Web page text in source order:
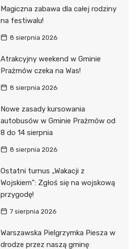
Magiczna zabawa dla całej rodziny
na festiwalu!
8 sierpnia 2026
Atrakcyjny weekend w Gminie
Prażmów czeka na Was!
8 sierpnia 2026
Nowe zasady kursowania
autobusów w Gminie Prażmów od
8 do 14 sierpnia
8 sierpnia 2026
Ostatni turnus „Wakacji z
Wojskiem”: Zgłoś się na wojskową
przygodę!
7 sierpnia 2026
Warszawska Pielgrzymka Piesza w
drodze przez naszą gminę